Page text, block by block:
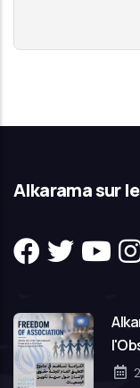
Alkarama sur